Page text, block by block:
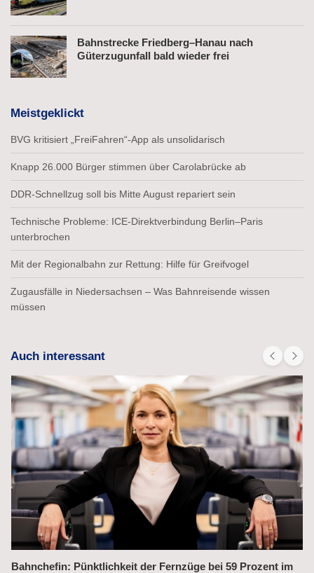
Bahnstrecke Friedberg–Hanau nach
Güterzugunfall bald wieder frei
Meistgeklickt
BVG kritisiert „FreiFahren“-App als unsolidarisch
Knapp 26.000 Bürger stimmen über Carolabrücke ab
DDR-Schnellzug soll bis Mitte August repariert sein
Technische Probleme: ICE-Direktverbindung Berlin–Paris
unterbrochen
Mit der Regionalbahn zur Rettung: Hilfe für Greifvogel
Zugausfälle in Niedersachsen – Was Bahnreisende wissen
müssen
Auch interessant
Bahnchefin: Pünktlichkeit der Fernzüge bei 59 Prozent im